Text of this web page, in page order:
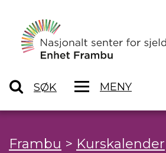
SØK MENY
Frambu > Kurskalender